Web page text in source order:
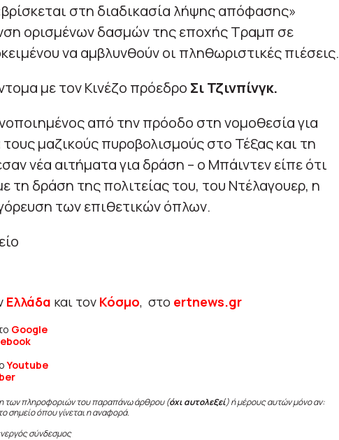
στη διαδικασία λήψης απόφασης»
ορισμένων δασμών της εποχής Τραμπ σε
να αμβλυνθούν οι πληθωριστικές πιέσεις.
με τον Κινέζο πρόεδρο Σι Τζινπίνγκ.
από την πρόοδο στη νομοθεσία για
μαζικούς πυροβολισμούς στο Τέξας και τη
νέα αιτήματα για δράση – ο Μπάιντεν είπε ότι
τη δράση της πολιτείας του, του Ντέλαγουερ, η
των επιθετικών όπλων.
Ελλάδα και τον Κόσμο, στο ertnews.gr
Google
Youtube
των πληροφοριών του παραπάνω άρθρου (όχι αυτολεξεί) ή μέρους αυτών μόνο αν:
σημείο όπου γίνεται η αναφορά.
σύνδεσμος